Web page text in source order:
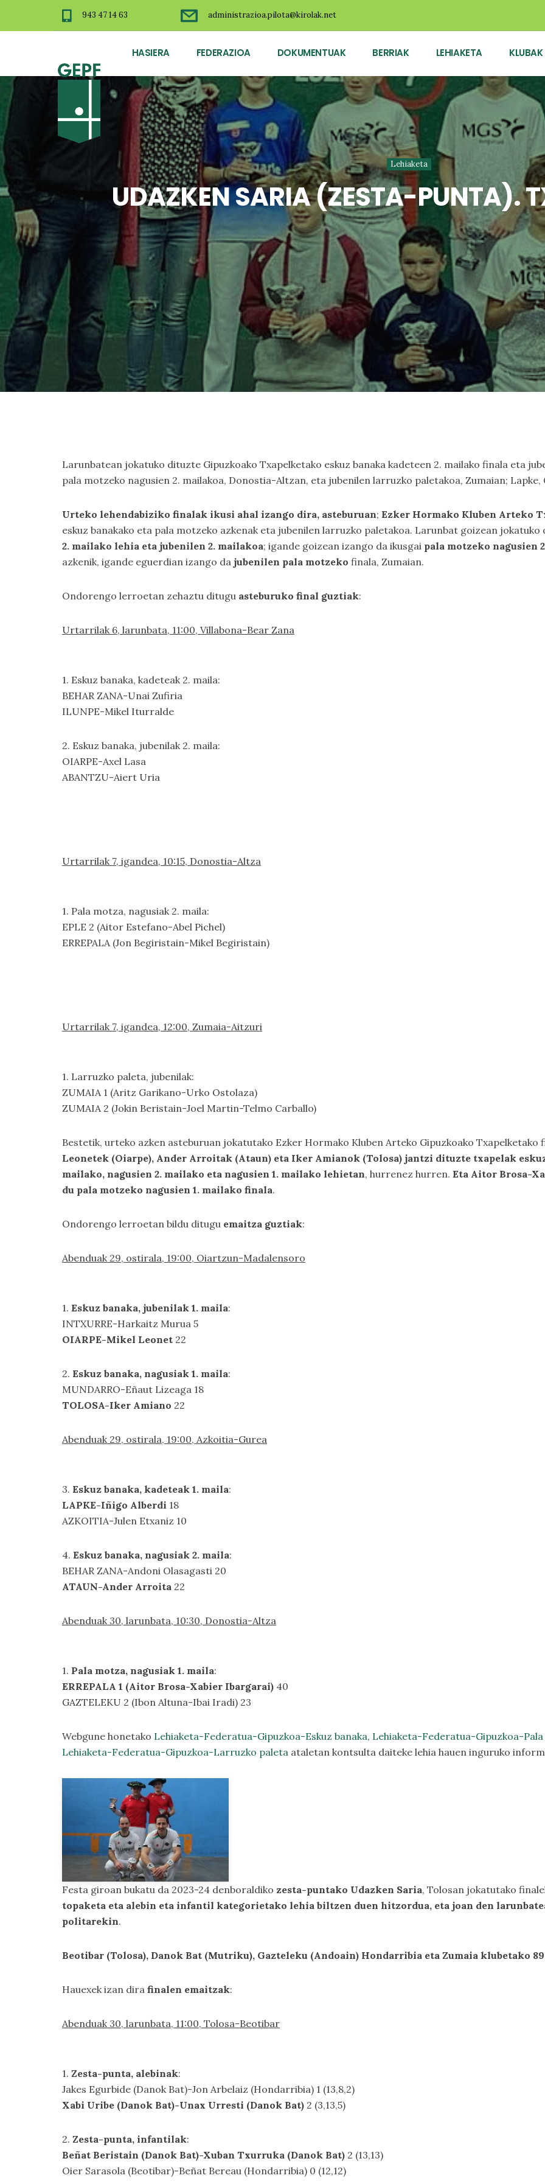
943 47 14 63 administrazioa.pilota@kirolak.net
HASIERA FEDERAZIOA DOKUMENTUAK BERRIAK LEHIAKETA KLUBAK
Lehiaketa
UDAZKEN SARIA (ZESTA-PUNTA).
Larunbatean jokatuko dituzte Gipuzkoako Txapelketako eskuz banaka kadeteen 2. mailako finala eta
pala motzeko nagusien 2. mailakoa, Donostia-Altzan, eta jubenilen larruzko paletakoa, Zumaian; Lapke,
Urteko lehendabiziko finalak ikusi ahal izango dira, asteburuan; Ezker Hormako Kluben Arteko
eskuz banakako eta pala motzeko azkenak eta jubenilen larruzko paletakoa. Larunbat goizean jokatuko
2. mailako lehia eta jubenilen 2. mailakoa; igande goizean izango da ikusgai pala motzeko nagusien
azkenik, igande eguerdian izango da jubenilen pala motzeko finala, Zumaian.
Ondorengo lerroetan zehaztu ditugu asteburuko final guztiak:
Urtarrilak 6, larunbata, 11:00, Villabona-Bear Zana
1. Eskuz banaka, kadeteak 2. maila:
BEHAR ZANA-Unai Zufiria
ILUNPE-Mikel Iturralde
2. Eskuz banaka, jubenilak 2. maila:
OIARPE-Axel Lasa
ABANTZU-Aiert Uria
Urtarrilak 7, igandea, 10:15, Donostia-Altza
1. Pala motza, nagusiak 2. maila:
EPLE 2 (Aitor Estefano-Abel Pichel)
ERREPALA (Jon Begiristain-Mikel Begiristain)
Urtarrilak 7, igandea, 12:00, Zumaia-Aitzuri
1. Larruzko paleta, jubenilak:
ZUMAIA 1 (Aritz Garikano-Urko Ostolaza)
ZUMAIA 2 (Jokin Beristain-Joel Martin-Telmo Carballo)
Bestetik, urteko azken asteburuan jokatutako Ezker Hormako Kluben Arteko Gipuzkoako Txapelketako
Leonetek (Oiarpe), Ander Arroitak (Ataun) eta Iker Amianok (Tolosa) jantzi dituzte txapelak
mailako, nagusien 2. mailako eta nagusien 1. mailako lehietan, hurrenez hurren. Eta Aitor Brosa-
du pala motzeko nagusien 1. mailako finala.
Ondorengo lerroetan bildu ditugu emaitza guztiak:
Abenduak 29, ostirala, 19:00, Oiartzun-Madalensoro
1. Eskuz banaka, jubenilak 1. maila:
INTXURRE-Harkaitz Murua 5
OIARPE-Mikel Leonet 22
2. Eskuz banaka, nagusiak 1. maila:
MUNDARRO-Eñaut Lizeaga 18
TOLOSA-Iker Amiano 22
Abenduak 29, ostirala, 19:00, Azkoitia-Gurea
3. Eskuz banaka, kadeteak 1. maila:
LAPKE-Iñigo Alberdi 18
AZKOITIA-Julen Etxaniz 10
4. Eskuz banaka, nagusiak 2. maila:
BEHAR ZANA-Andoni Olasagasti 20
ATAUN-Ander Arroita 22
Abenduak 30, larunbata, 10:30, Donostia-Altza
1. Pala motza, nagusiak 1. maila:
ERREPALA 1 (Aitor Brosa-Xabier Ibargarai) 40
GAZTELEKU 2 (Ibon Altuna-Ibai Iradi) 23
Webgune honetako Lehiaketa-Federatua-Gipuzkoa-Eskuz banaka, Lehiaketa-Federatua-Gipuzkoa-
Lehiaketa-Federatua-Gipuzkoa-Larruzko paleta ataletan kontsulta daiteke lehia hauen inguruko
Festa giroan bukatu da 2023-24 denboraldiko zesta-puntako Udazken Saria, Tolosan jokatutako
topaketa eta alebin eta infantil kategorietako lehia biltzen duen hitzordua, eta joan den
politarekin.
Beotibar (Tolosa), Danok Bat (Mutriku), Gazteleku (Andoain) Hondarribia eta Zumaia klubetako
Hauexek izan dira finalen emaitzak:
Abenduak 30, larunbata, 11:00, Tolosa-Beotibar
1. Zesta-punta, alebinak:
Jakes Egurbide (Danok Bat)-Jon Arbelaiz (Hondarribia) 1 (13,8,2)
Xabi Uribe (Danok Bat)-Unax Urresti (Danok Bat) 2 (3,13,5)
2. Zesta-punta, infantilak:
Beñat Beristain (Danok Bat)-Xuban Txurruka (Danok Bat) 2 (13,13)
Oier Sarasola (Beotibar)-Beñat Bereau (Hondarribia) 0 (12,12)